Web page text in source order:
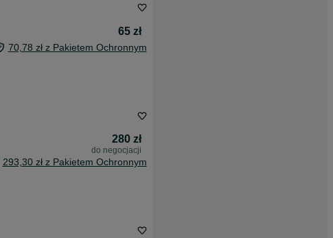
65 zł
70,78 zł z Pakietem Ochronnym
280 zł
do negocjacji
293,30 zł z Pakietem Ochronnym